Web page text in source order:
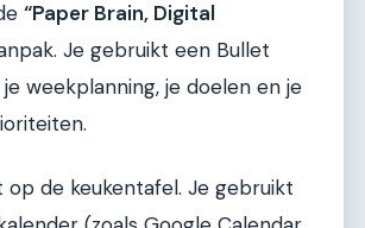
“Paper Brain, Digital
Je gebruikt een Bullet
weekplanning, je doelen en je
op de keukentafel. Je gebruikt